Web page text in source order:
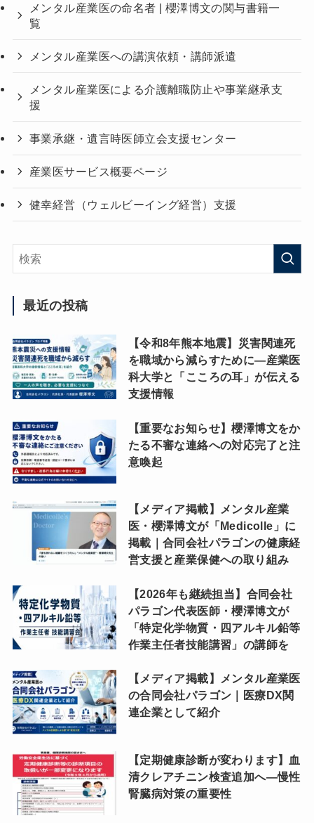
メンタル産業医の命名者 | 櫻澤博文の関与書籍一
覧
メンタル産業医への講演依頼・講師派遣
メンタル産業医による介護離職防止や事業継承支
援
事業承継・遺言時医師立会支援センター
産業医サービス概要ページ
健幸経営（ウェルビーイング経営）支援
最近の投稿
【令和8年熊本地震】災害関連死
を職域から減らすために―産業医
科大学と「こころの耳」が伝える
支援情報
【重要なお知らせ】櫻澤博文をか
たる不審な連絡への対応完了と注
意喚起
【メディア掲載】メンタル産業
医・櫻澤博文が「Medicolle」に
掲載｜合同会社パラゴンの健康経
営支援と産業保健への取り組み
【2026年も継続担当】合同会社
パラゴン代表医師・櫻澤博文が
「特定化学物質・四アルキル鉛等
作業主任者技能講習」の講師を
【メディア掲載】メンタル産業医
の合同会社パラゴン｜医療DX関
連企業として紹介
【定期健康診断が変わります】血
清クレアチニン検査追加へ―慢性
腎臓病対策の重要性